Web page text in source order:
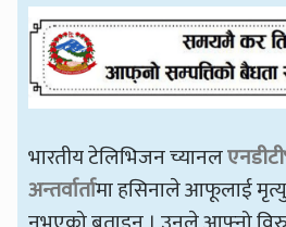
भारतीय टेलिभिजन च्यानल
अन्तर्वार्तामा हसिनाले आफूलाई